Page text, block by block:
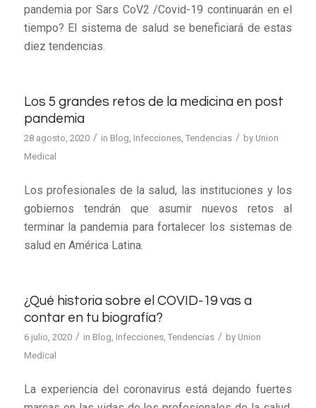
pandemia por Sars CoV2 /Covid-19 continuarán en el
tiempo? El sistema de salud se beneficiará de estas
diez tendencias.
Los 5 grandes retos de la medicina en post
pandemia
28 agosto, 2020 / in Blog, Infecciones, Tendencias / by Union
Medical
Los profesionales de la salud, las instituciones y los
gobiernos tendrán que asumir nuevos retos al
terminar la pandemia para fortalecer los sistemas de
salud en América Latina.
¿Qué historia sobre el COVID-19 vas a
contar en tu biografía?
6 julio, 2020 / in Blog, Infecciones, Tendencias / by Union
Medical
La experiencia del coronavirus está dejando fuertes